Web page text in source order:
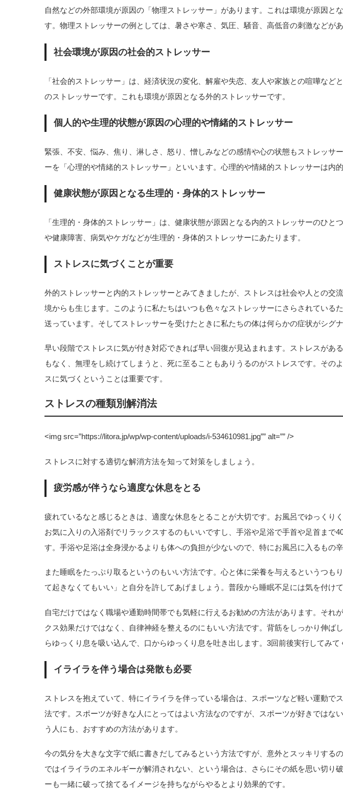
自然などの外部環境が原因の「物理ストレッサー」があります。これは環境が原因と
す。物理ストレッサーの例としては、暑さや寒さ、気圧、騒音、高低音の刺激などがあ
社会環境が原因の社会的ストレッサー
「社会的ストレッサー」は、経済状況の変化、解雇や失恋、友人や家族との喧嘩など
のストレッサーです。これも環境が原因となる外的ストレッサーです。
個人的や生理的状態が原因の心理的や情緒的ストレッサー
緊張、不安、悩み、焦り、淋しさ、怒り、憎しみなどの感情や心の状態もストレッサ
ーを「心理的や情緒的ストレッサー」といいます。心理的や情緒的ストレッサーは内
健康状態が原因となる生理的・身体的ストレッサー
「生理的・身体的ストレッサー」は、健康状態が原因となる内的ストレッサーのひと
や健康障害、病気やケガなどが生理的・身体的ストレッサーにあたります。
ストレスに気づくことが重要
外的ストレッサーと内的ストレッサーとみてきましたが、ストレスは社会や人との交
境からも生じます。このように私たちはいつも色々なストレッサーにさらされている
送っています。そしてストレッサーを受けたときに私たちの体は何らかの症状がシグナ
早い段階でストレスに気が付き対応できれば早い回復が見込まれます。ストレスがあ
もなく、無理をし続けてしまうと、死に至ることもありうるのがストレスです。その
スに気づくということは重要です。
ストレスの種類別解消法
<img src=”https://litora.jp/wp/wp-content/uploads/i-534610981.jpg”” alt=”” />
ストレスに対する適切な解消方法を知って対策をしましょう。
疲労感が伴うなら適度な休息をとる
疲れているなと感じるときは、適度な休息をとることが大切です。お風呂でゆっくり
お気に入りの入浴剤でリラックスするのもいいですし、手浴や足浴で手首や足首まで
す。手浴や足浴は全身浸かるよりも体への負担が少ないので、特にお風呂に入るもの
また睡眠をたっぷり取るというのもいい方法です。心と体に栄養を与えるというつも
て起きなくてもいい」と自分を許してあげましょう。普段から睡眠不足には気を付け
自宅だけではなく職場や通勤時間帯でも気軽に行えるお勧めの方法があります。それ
クス効果だけではなく、自律神経を整えるのにもいい方法です。背筋をしっかり伸ば
らゆっくり息を吸い込んで、口からゆっくり息を吐き出します。3回前後実行してみて
イライラを伴う場合は発散も必要
ストレスを抱えていて、特にイライラを伴っている場合は、スポーツなど軽い運動で
法です。スポーツが好きな人にとってはよい方法なのですが、スポーツが好きではな
う人にも、おすすめの方法があります。
今の気分を大きな文字で紙に書きだしてみるという方法ですが、意外とスッキリする
ではイライラのエネルギーが解消されない、という場合は、さらにその紙を思い切り
ーも一緒に破って捨てるイメージを持ちながらやるとより効果的です。